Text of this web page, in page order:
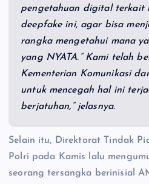
pengetahuan digital terkait
deepfake ini, agar bisa
rangka mengetahui mana
yang NYATA.” Kami telah
Kementerian Komunikasi
untuk mencegah hal ini
berjatuhan,” jelasnya.
Selain itu, Direktorat Tindak
Polri pada Kamis lalu
seorang tersangka berinisial